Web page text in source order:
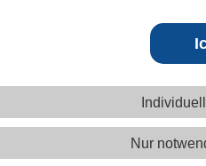
Nur
© 2026